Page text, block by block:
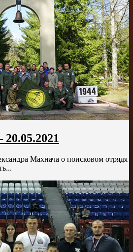
Махнача о поисковом отрядя